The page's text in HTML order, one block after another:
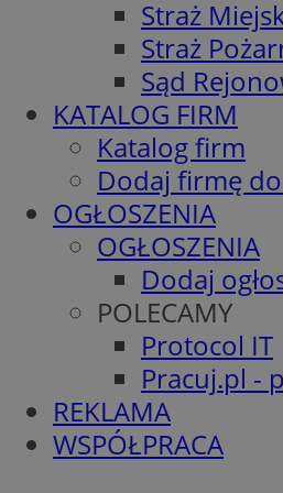
Straż
Straż
Sąd
KATALOG FIRM
Katalog firm
Dodaj firmę
OGŁOSZENIA
OGŁOSZENIA
Dodaj
POLECAMY
Protocol IT
Pracuj.pl -
REKLAMA
WSPÓŁPRACA